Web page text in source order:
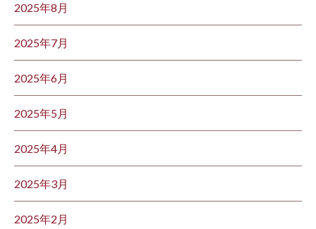
2025年8月
2025年7月
2025年6月
2025年5月
2025年4月
2025年3月
2025年2月